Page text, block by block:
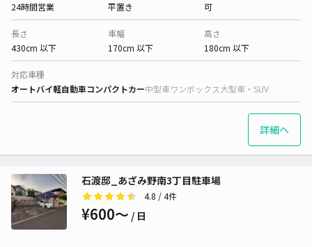
24時間営業
平置き
可
長さ
430cm 以下
車幅
170cm 以下
高さ
180cm 以下
対応車種
オートバイ軽自動車コンパクトカー中型車ワンボックス大型車・SUV
詳細へ
石渡邸_あざみ野南3丁目駐車場
4.8 / 4件
¥600〜 / 日